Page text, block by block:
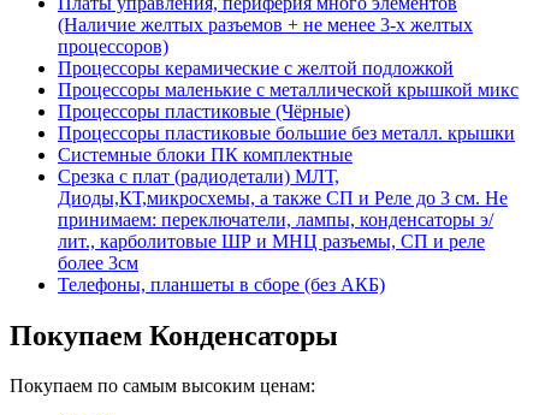
(Наличие желтых разъемов + не менее 3-х желтых
процессоров)
Процессоры керамические с желтой подложкой
Процессоры маленькие с металлической крышкой микс
Процессоры пластиковые (Чёрные)
Процессоры пластиковые большие без металл. крышки
Системные блоки ПК комплектные
Срезка с плат (радиодетали) МЛТ,
Диоды,КТ,микросхемы, а также СП и Реле до 3 см. Не
принимаем: переключатели, лампы, конденсаторы э/
лит., карболитовые ШР и МНЦ разъемы, СП и реле
более 3см
Телефоны, планшеты в сборе (без АКБ)
Покупаем Конденсаторы
Покупаем по самым высоким ценам: